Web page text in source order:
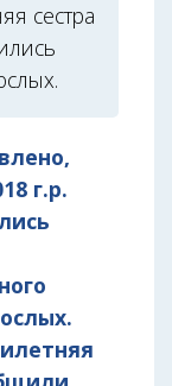
сестра
г.р.